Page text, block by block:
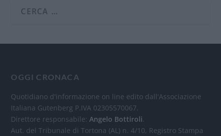
OGGI CRONACA
Quotidiano d'informazione on line edito dall'Associazione
Italiana Gutenberg P.IVA 02305570067.
Direttore responsabile:Angelo Bottiroli.
Aut. del Tribunale di Tortona (AL) n. 4/10, Registro Stampa